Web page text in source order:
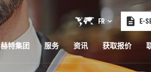
FR E-
赫特集团 服务 资讯 获取报价